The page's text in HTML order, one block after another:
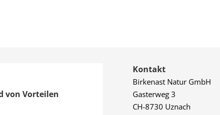
von Vorteilen
Kontakt
Birkenast Natur GmbH
Gasterweg 3
CH-8730 Uznach